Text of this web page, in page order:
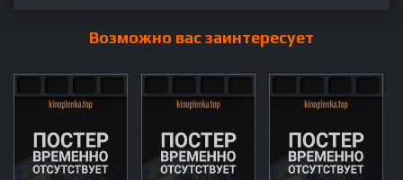
Возможно вас заинтересует